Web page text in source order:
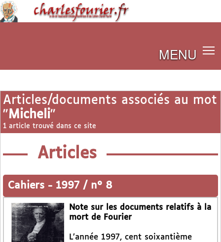
MENU
Articles/documents associés au mot
"Micheli"
1 article trouvé dans ce site
Articles
Cahiers - 1997 / n° 8
Note sur les documents relatifs à la
mort de Fourier
L’année 1997, cent soixantième